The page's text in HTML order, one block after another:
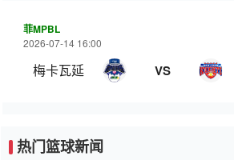
菲MPBL
2026-07-14 16:00
梅卡瓦延 VS
热门篮球新闻